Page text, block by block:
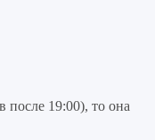
после 19:00), то она